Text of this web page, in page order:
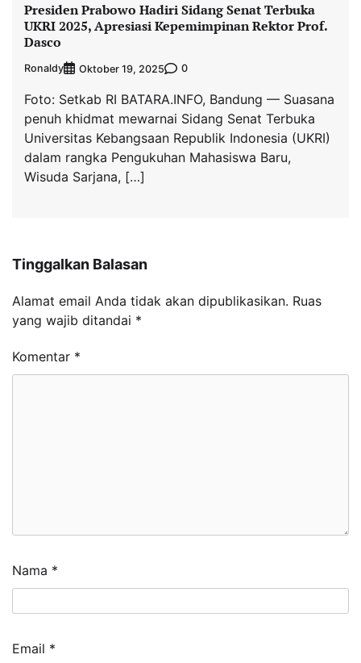
Presiden Prabowo Hadiri Sidang Senat Terbuka
UKRI 2025, Apresiasi Kepemimpinan Rektor Prof.
Dasco
Ronaldy Oktober 19, 2025 0
Foto: Setkab RI BATARA.INFO, Bandung — Suasana
penuh khidmat mewarnai Sidang Senat Terbuka
Universitas Kebangsaan Republik Indonesia (UKRI)
dalam rangka Pengukuhan Mahasiswa Baru,
Wisuda Sarjana, […]
Tinggalkan Balasan
Alamat email Anda tidak akan dipublikasikan. Ruas
yang wajib ditandai *
Komentar *
Nama *
Email *